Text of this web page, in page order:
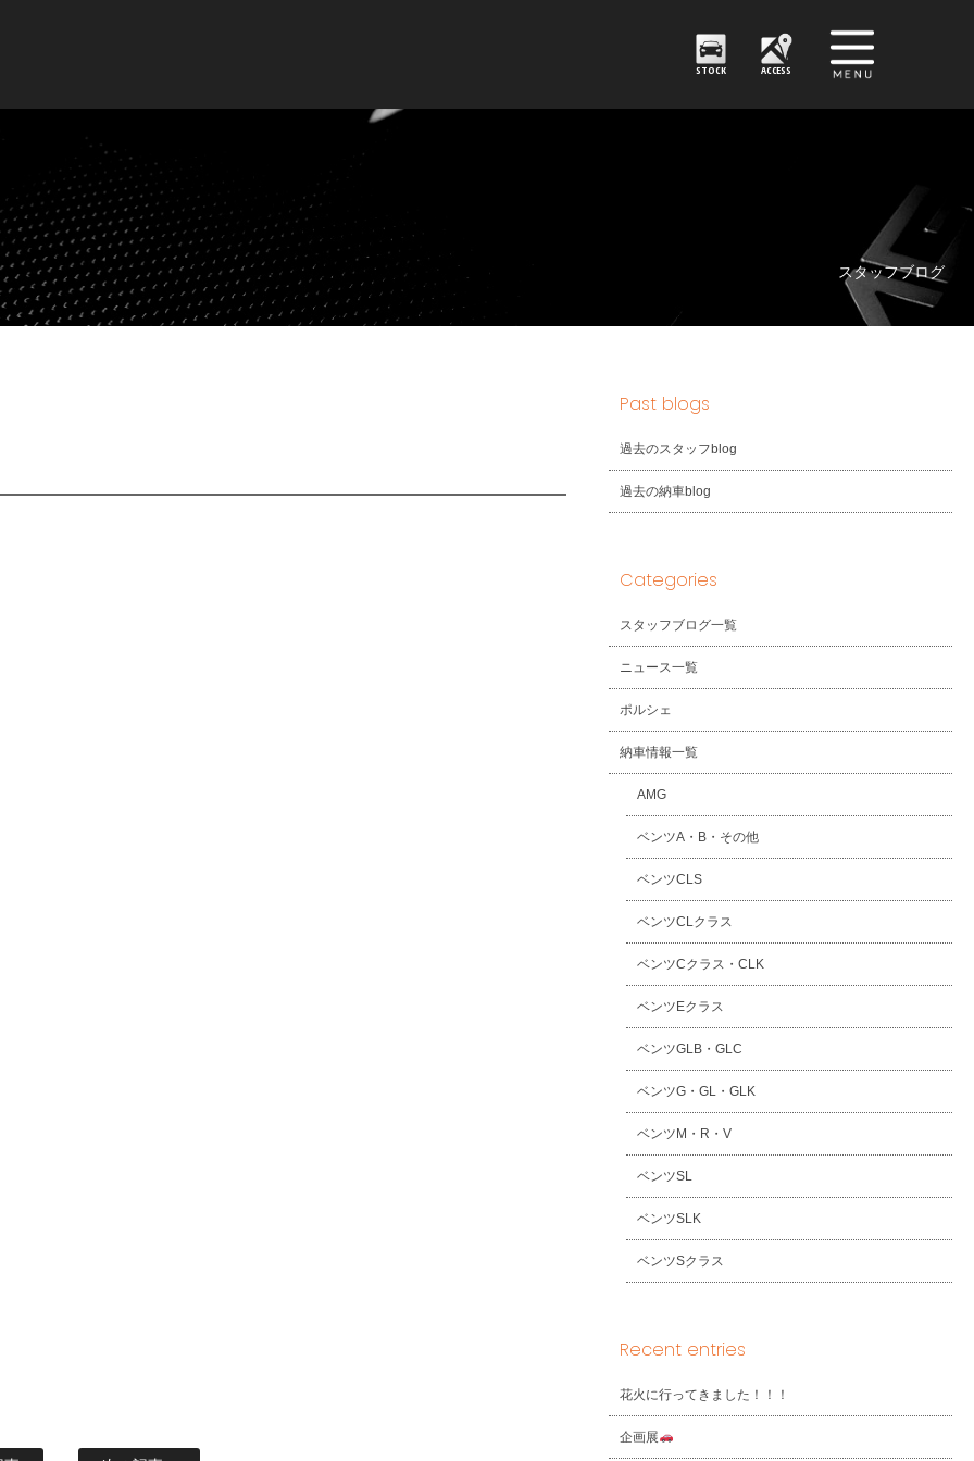
STOCK ACCESS
スタッフブログ
Past blogs
過去のスタッフblog
過去の納車blog
Categories
スタッフブログ一覧
ニュース一覧
ポルシェ
納車情報一覧
AMG
ベンツA・B・その他
ベンツCLS
ベンツCLクラス
ベンツCクラス・CLK
ベンツEクラス
ベンツGLB・GLC
ベンツG・GL・GLK
ベンツM・R・V
ベンツSL
ベンツSLK
ベンツSクラス
Recent entries
花火に行ってきました！！！
企画展